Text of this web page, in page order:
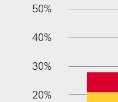
100%
50%
40%
30%
20%